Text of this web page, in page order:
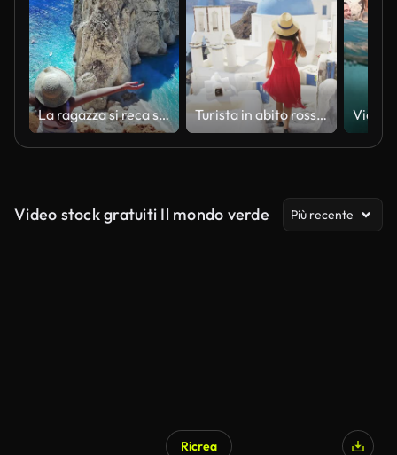
La ragazza si reca sulla scogliera per guardare il mare e le rocce sottostanti. Turista in abito rosso che cammina sui gradini di Oia, Santorini, Isole Greche, Grecia, Europa. Asiatico in viaggio godendosi le vacanze visitando la famosa destinazione di attrazione turistica, Blue Domed Church.
Video stock gratuiti Il mondo verde Più recente
Ricrea